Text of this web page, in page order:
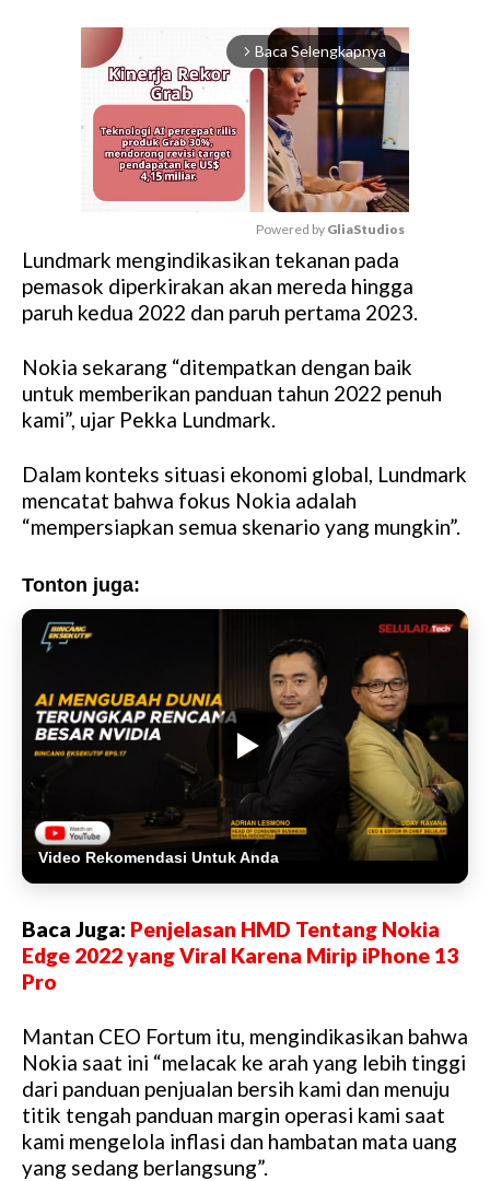
arrow_forward_ios Baca Selengkapnya
M
u
t
Powered by GliaStudios
Lundmark mengindikasikan tekanan pada
pemasok diperkirakan akan mereda hingga
paruh kedua 2022 dan paruh pertama 2023.
Nokia sekarang “ditempatkan dengan baik
untuk memberikan panduan tahun 2022 penuh
kami”, ujar Pekka Lundmark.
Dalam konteks situasi ekonomi global, Lundmark
mencatat bahwa fokus Nokia adalah
“mempersiapkan semua skenario yang mungkin”.
Tonton juga:
Video Rekomendasi Untuk Anda
Baca Juga: Penjelasan HMD Tentang Nokia
Edge 2022 yang Viral Karena Mirip iPhone 13
Pro
Mantan CEO Fortum itu, mengindikasikan bahwa
Nokia saat ini “melacak ke arah yang lebih tinggi
dari panduan penjualan bersih kami dan menuju
titik tengah panduan margin operasi kami saat
kami mengelola inflasi dan hambatan mata uang
yang sedang berlangsung”.